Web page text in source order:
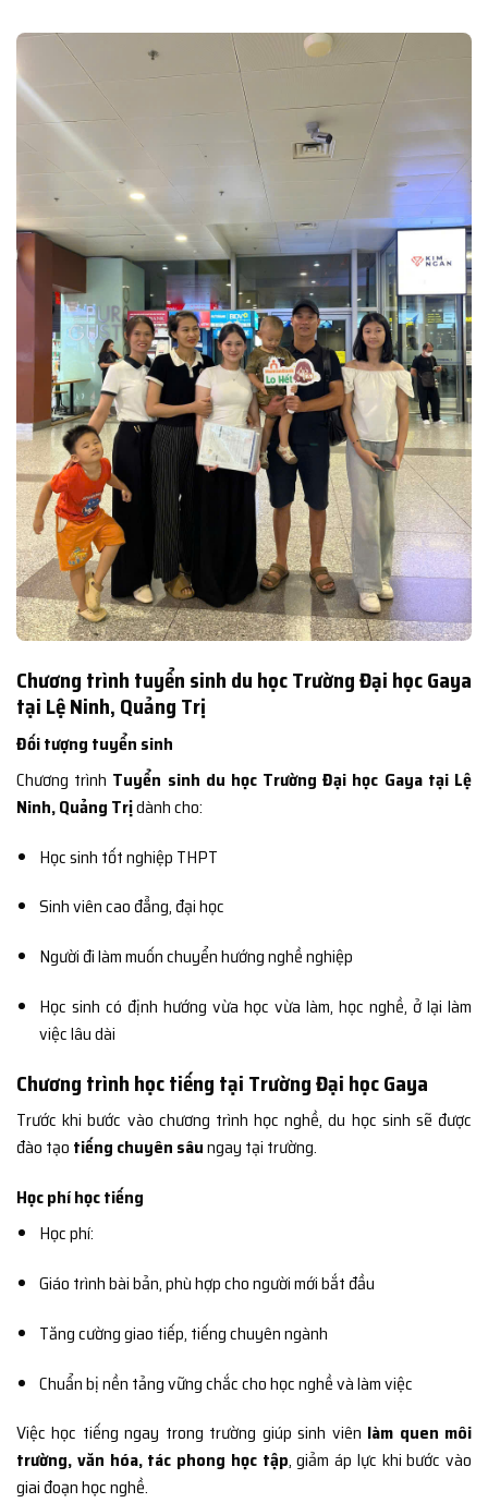
Chương trình tuyển sinh du học Trường Đại học Gaya
tại Lệ Ninh, Quảng Trị
Đối tượng tuyển sinh
Chương trình Tuyển sinh du học Trường Đại học Gaya tại Lệ
Ninh, Quảng Trịdành cho:
Học sinh tốt nghiệp THPT
Sinh viên cao đẳng, đại học
Người đi làm muốn chuyển hướng nghề nghiệp
Học sinh có định hướng vừa học vừa làm, học nghề, ở lại làm
việc lâu dài
Chương trình học tiếng tại Trường Đại học Gaya
Trước khi bước vào chương trình học nghề, du học sinh sẽ được
đào tạo tiếng chuyên sâungay tại trường.
Học phí học tiếng
Học phí:
Giáo trình bài bản, phù hợp cho người mới bắt đầu
Tăng cường giao tiếp, tiếng chuyên ngành
Chuẩn bị nền tảng vững chắc cho học nghề và làm việc
Việc học tiếng ngay trong trường giúp sinh viên làm quen môi
trường, văn hóa, tác phong học tập, giảm áp lực khi bước vào
giai đoạn học nghề.